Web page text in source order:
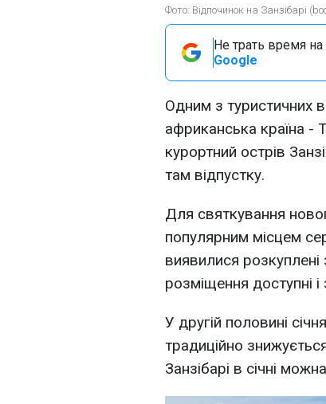
Фото: Відпочинок на Занзібарі
Не трать время
Google
Одним з туристичних
африканська країна -
курортний острів
там відпустку.
Для святкування
популярним місцем
виявилися розкуплені
розміщення доступні і
У другій половині
традиційно
Занзібарі в січні